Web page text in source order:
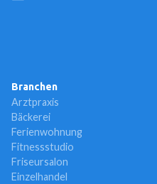
Branchen
Arztpraxis
Bäckerei
Ferienwohnung
Fitnessstudio
Friseursalon
Einzelhandel